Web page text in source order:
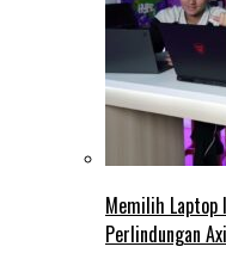
Memilih Laptop
Perlindungan